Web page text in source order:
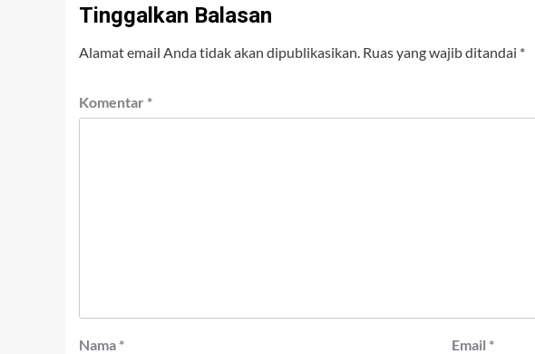
Tinggalkan Balasan
Alamat email Anda tidak akan dipublikasikan. Ruas yang wajib ditandai *
Komentar *
Nama * Email *